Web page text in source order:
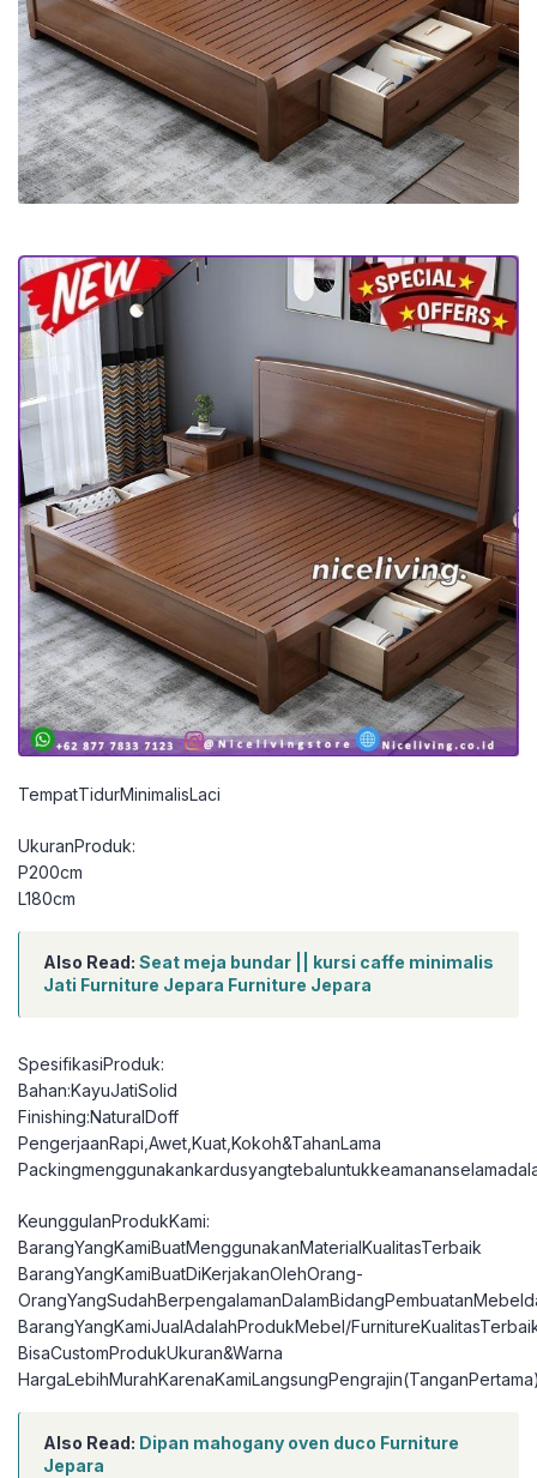
TempatTidurMinimalisLaci
UkuranProduk:
P200cm
L180cm
Also Read: Seat meja bundar || kursi caffe minimalis
Jati Furniture Jepara Furniture Jepara
SpesifikasiProduk:
Bahan:KayuJatiSolid
Finishing:NaturalDoff
PengerjaanRapi,Awet,Kuat,Kokoh&TahanLama
KeunggulanProdukKami:
BarangYangKamiBuatMenggunakanMaterialKualitasTerbaik
BarangYangKamiBuatDiKerjakanOlehOrang-
BarangYangKamiJualAdalahProdukMebel/
BisaCustomProdukUkuran&Warna
Also Read: Dipan mahogany oven duco Furniture
Jepara